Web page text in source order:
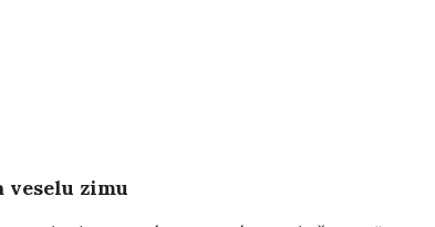
veselu zimu